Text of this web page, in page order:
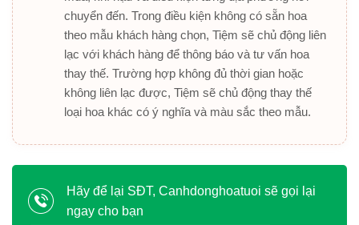
chuyển đến. Trong điều kiện không có sẵn hoa
theo mẫu khách hàng chọn, Tiệm sẽ chủ động liên
lạc với khách hàng để thông báo và tư vấn hoa
thay thế. Trường hợp không đủ thời gian hoặc
không liên lạc được, Tiệm sẽ chủ động thay thế
loại hoa khác có ý nghĩa và màu sắc theo mẫu.
Hãy để lại SĐT, Canhdonghoatuoi sẽ gọi lại
ngay cho bạn